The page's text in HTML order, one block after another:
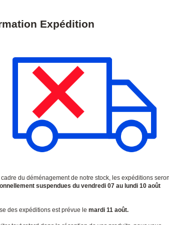
expéditions seront suspendues du 07 au 10 août